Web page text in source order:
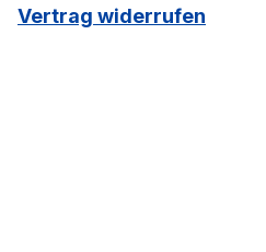
Vertrag widerrufen